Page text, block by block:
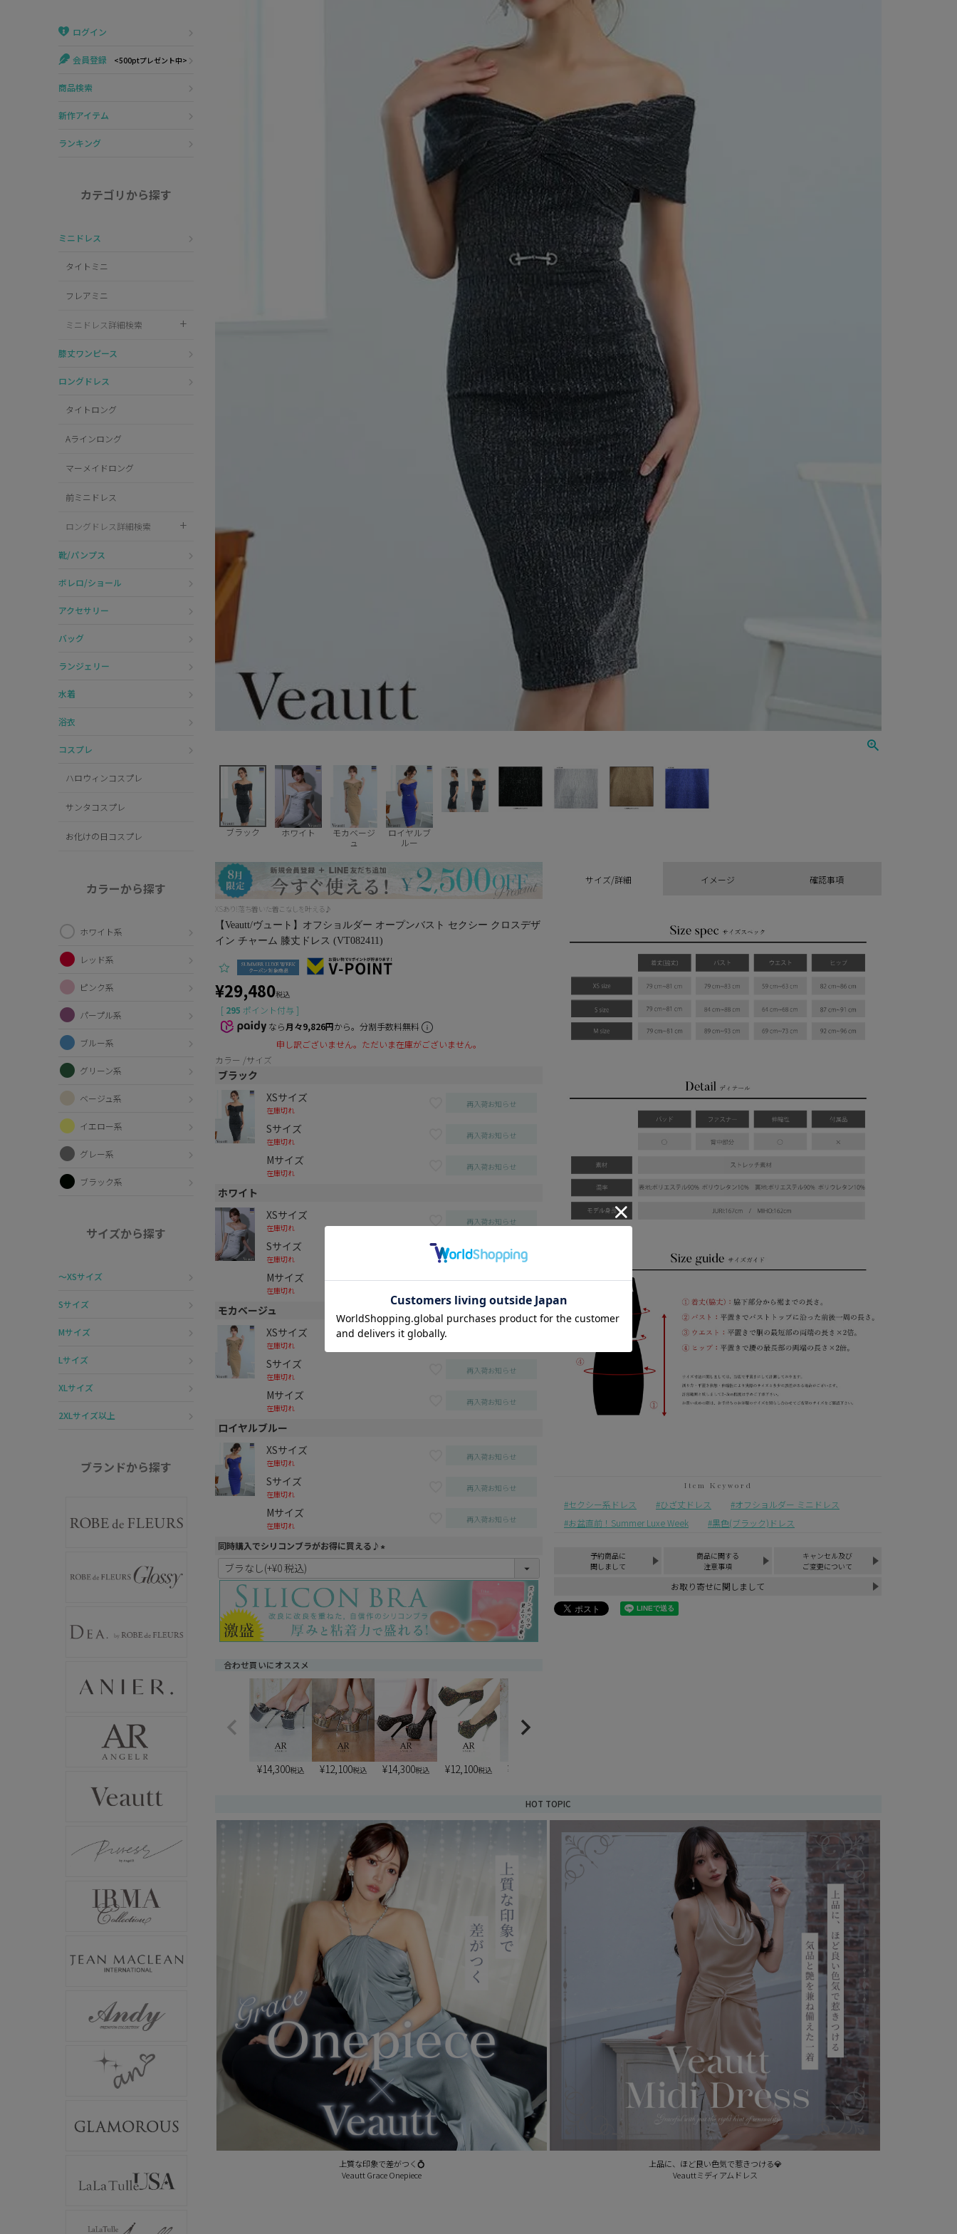
GLAMOROUS
ログイン
会員登録 <500ptプレゼント中>
商品検索
新作アイテム
ランキング
カテゴリから探す
ミニドレス
タイトミニ
フレアミニ
ミニドレス詳細検索
膝丈ワンピース
ロングドレス
タイトロング
Aラインロング
マーメイドロング
前ミニドレス
ロングドレス詳細検索
靴/パンプス
ボレロ/ショール
アクセサリー
バッグ
ランジェリー
水着
浴衣
コスプレ
ハロウィンコスプレ
サンタコスプレ
お化けの日コスプレ
カラーから探す
ホワイト系
レッド系
ピンク系
パープル系
ブルー系
グリーン系
ベージュ系
イエロー系
グレー系
ブラック系
サイズから探す
〜XSサイズ
Sサイズ
Mサイズ
Lサイズ
XLサイズ
2XLサイズ以上
ブランドから探す
ブラック ホワイト
モカベージ
ュ
ロイヤルブ
ルー
XSあり!落ち着いた着こなしを叶える♪
【Veautt/ヴュート】オフショルダー オープンバスト セクシー クロスデザ
イン チャーム 膝丈ドレス (VT082411)
¥29,480税込
[ 295 ポイント付与 ]
なら月々9,826円から。分割手数料無料
申し訳ございません。ただいま在庫がございません。
カラー
サイズ
ブラック
XSサイズ
在庫切れ
再入荷お知らせ
Sサイズ
在庫切れ
再入荷お知らせ
Mサイズ
在庫切れ
再入荷お知らせ
ホワイト
XSサイズ
在庫切れ
再入荷お知らせ
Sサイズ
在庫切れ
再入荷お知らせ
Mサイズ
在庫切れ
再入荷お知らせ
モカベージュ
XSサイズ
在庫切れ
Sサイズ
在庫切れ
再入荷お知らせ
Mサイズ
在庫切れ
再入荷お知らせ
ロイヤルブルー
XSサイズ
在庫切れ
再入荷お知らせ
Sサイズ
在庫切れ
再入荷お知らせ
Mサイズ
在庫切れ
再入荷お知らせ
同時購入でシリコンブラがお得に買える♪
(
須
)
合わせ買いにオススメ
¥14,300税込 ¥12,100税込 ¥14,300税込 ¥12,100税込 ¥
サイズ/詳細 イメージ 確認事項
セクシー系ドレス ひざ丈ドレス
オフショルダー ミニドレス
お盆直前！Summer Luxe Week
黒色(ブラック)ドレス
予約商品に
関しまして
商品に関する
注意事項
キャンセル及び
ご変更について
お取り寄せに関しまして
HOT TOPIC
上質な印象で差がつく💍
Veautt Grace Onepiece
上品に、ほど良い色気で惹きつける💎
Veauttミディアムドレス